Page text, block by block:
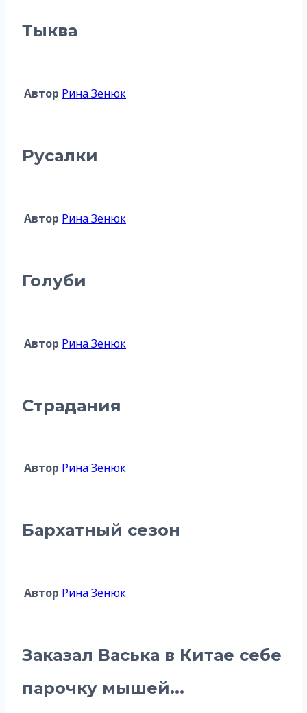
Тыква
Автор Рина Зенюк
Русалки
Автор Рина Зенюк
Голуби
Автор Рина Зенюк
Страдания
Автор Рина Зенюк
Бархатный сезон
Автор Рина Зенюк
Заказал Васька в Китае себе
парочку мышей...